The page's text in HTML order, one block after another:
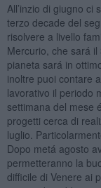
All’inzio di giugno ci
terzo decade del
risolvere a livello
Mercurio, che sará
pianeta sará in
inoltre puoi contare
lavorativo il periodo
settimana del mese
progetti cerca di
luglio.
Dopo metá agosto
permetteranno la
difficile di Venere ai